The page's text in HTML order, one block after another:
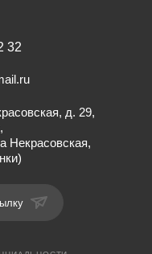
32
д. 29,
Некрасовская,